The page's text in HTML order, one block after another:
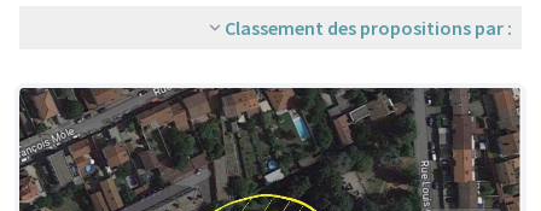
Classement des propositions par :